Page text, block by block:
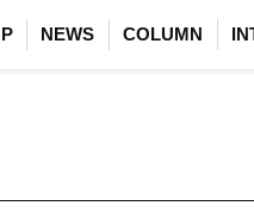
NEWS COLUMN